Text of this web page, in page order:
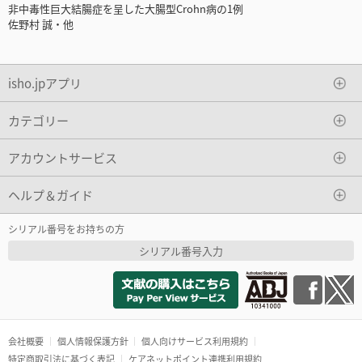
非中毒性巨大結腸症を呈した大腸型Crohn病の1例
佐野村 誠・他
isho.jpアプリ
カテゴリー
アカウントサービス
ヘルプ＆ガイド
シリアル番号をお持ちの方
シリアル番号入力
会社概要 個人情報保護方針
個人向けサービス利用規約
特定商取引法に基づく表記
ケアネットポイント連携利用規約